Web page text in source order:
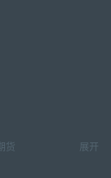
货
展开